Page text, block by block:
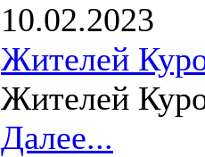
10.02.2023
Жителей
Жителей
Далее...